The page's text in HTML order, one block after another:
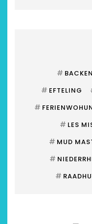
# BACKEN
# EFTELING
#
# LES
# MUD
#
#